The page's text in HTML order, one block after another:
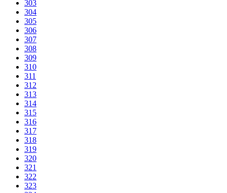
303
304
305
306
307
308
309
310
311
312
313
314
315
316
317
318
319
320
321
322
323